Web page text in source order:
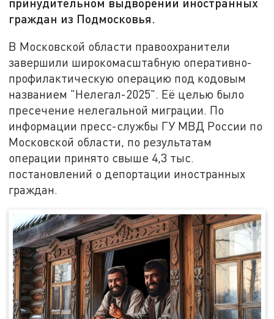
граждан из Подмосковья.
В Московской области правоохранители
завершили широкомасштабную оперативно-
профилактическую операцию под кодовым
названием "Нелегал-2025". Её целью было
пресечение нелегальной миграции. По
информации пресс-службы ГУ МВД России по
Московской области, по результатам
операции принято свыше 4,3 тыс.
постановлений о депортации иностранных
граждан.